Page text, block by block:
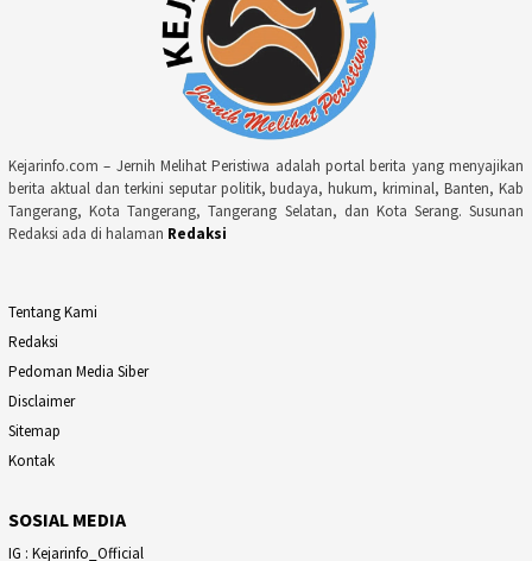
Kejarinfo.com – Jernih Melihat Peristiwa adalah portal berita yang menyajikan
berita aktual dan terkini seputar politik, budaya, hukum, kriminal, Banten, Kab
Tangerang, Kota Tangerang, Tangerang Selatan, dan Kota Serang. Susunan
Redaksi ada di halaman Redaksi
Tentang Kami
Redaksi
Pedoman Media Siber
Disclaimer
Sitemap
Kontak
SOSIAL MEDIA
IG : Kejarinfo_Official